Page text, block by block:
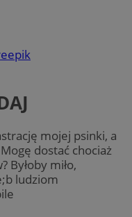
mojej psinki, a
dostać chociaż
Byłoby miło,
ludziom